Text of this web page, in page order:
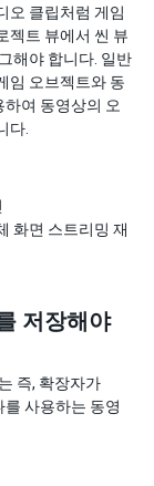
오 클립처럼 게임
젝트 뷰에서 씬 뷰
해야 합니다. 일반
임 오브젝트와 동
하여 동영상의 오
다.
화면 스트리밍 재
저장해야
즉, 확장자가
를 사용하는 동영